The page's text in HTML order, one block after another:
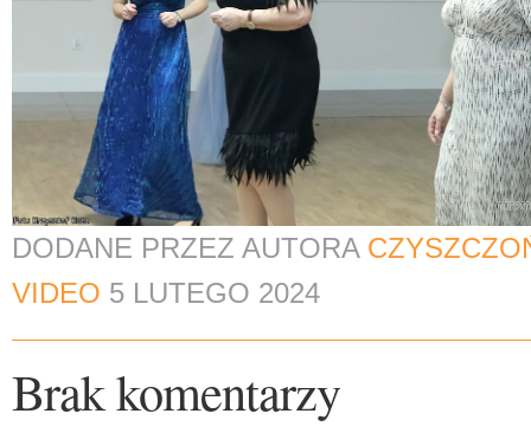
DODANE PRZEZ AUTORA
VIDEO 5 LUTEGO 2024
Brak komentarzy